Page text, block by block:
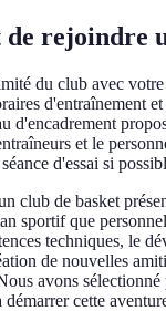
de rejoindre
du club avec
d'entraînement et
d'encadrement
et le
d'essai si
club de basket
sportif que
techniques, le
de nouvelles
avons
cette